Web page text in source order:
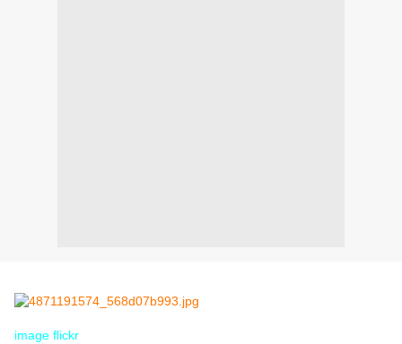
image flickr